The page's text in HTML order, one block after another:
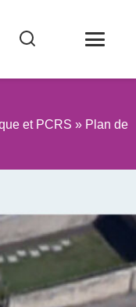
et PCRS » Plan de